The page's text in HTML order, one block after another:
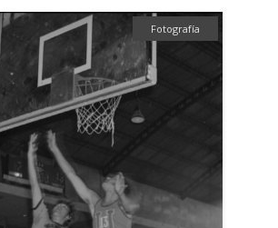
Fotografía